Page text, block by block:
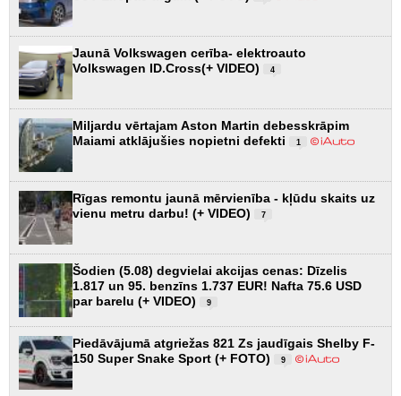
Jaunā Volkswagen cerība- elektroauto
Volkswagen ID.Cross(+ VIDEO)
4
Miljardu vērtajam Aston Martin debesskrāpim
Maiami atklājušies nopietni defekti
1
Rīgas remontu jaunā mērvienība - kļūdu skaits uz
vienu metru darbu! (+ VIDEO)
7
Šodien (5.08) degvielai akcijas cenas: Dīzelis
1.817 un 95. benzīns 1.737 EUR! Nafta 75.6 USD
par barelu (+ VIDEO)
9
Piedāvājumā atgriežas 821 Zs jaudīgais Shelby F-
150 Super Snake Sport (+ FOTO)
9